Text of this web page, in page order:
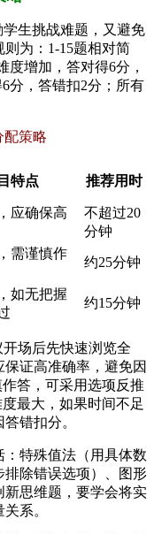
生挑战难题，又避免
为：1-15题相对简
度增加，答对得6分，
分，答错扣2分；所有
配策略
特点 推荐用时
应确保高
不超过20
分钟
需谨慎作
约25分钟
如无把握
约15分钟
场后先快速浏览全
证高准确率，避免因
答，可采用选项反推
最大，如果时间不足
错扣分。
特殊值法（用具体数
除错误选项）、图形
思维题，要学会将实
系。